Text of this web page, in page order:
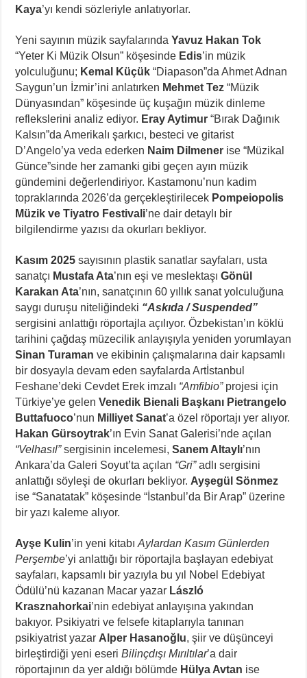
Kaya’yı kendi sözleriyle anlatıyorlar.
Yeni sayının müzik sayfalarındaYavuz Hakan Tok
“Yeter Ki Müzik Olsun” köşesinde Edis’in müzik
yolculuğunu; Kemal Küçük“Diapason”da Ahmet Adnan
Saygun’un İzmir’ini anlatırken Mehmet Tez“Müzik
Dünyasından” köşesinde üç kuşağın müzik dinleme
reflekslerini analiz ediyor. Eray Aytimur “Bırak Dağınık
Kalsın”da Amerikalı şarkıcı, besteci ve gitarist
D’Angelo’ya veda ederken Naim Dilmener ise “Müzikal
Günce”sinde her zamanki gibi geçen ayın müzik
gündemini değerlendiriyor. Kastamonu’nun kadim
topraklarında 2026’da gerçekleştirilecek Pompeiopolis
Müzik ve Tiyatro Festivali’ne dair detaylı bir
bilgilendirme yazısı da okurları bekliyor.
Kasım 2025sayısının plastik sanatlar sayfaları, usta
sanatçı Mustafa Ata’nın eşi ve meslektaşı Gönül
Karakan Ata’nın, sanatçının 60 yıllık sanat yolculuğuna
saygı duruşu niteliğindeki “Askıda / Suspended”
sergisini anlattığı röportajla açılıyor. Özbekistan’ın köklü
tarihini çağdaş müzecilik anlayışıyla yeniden yorumlayan
Sinan Turamanve ekibinin çalışmalarına dair kapsamlı
bir dosyayla devam eden sayfalarda Artİstanbul
Feshane’deki Cevdet Erek imzalı “Amfibio”projesi için
Türkiye’ye gelenVenedik Bienali Başkanı Pietrangelo
Buttafuoco’nun Milliyet Sanat’a özel röportajı yer alıyor.
Hakan Gürsoytrak’ın Evin Sanat Galerisi’nde açılan
“Velhasıl”sergisinin incelemesi,Sanem Altaylı’nın
Ankara’da Galeri Soyut’ta açılan “Gri”adlı sergisini
anlattığı söyleşi de okurları bekliyor. Ayşegül Sönmez
ise “Sanatatak” köşesinde “İstanbul’da Bir Arap” üzerine
bir yazı kaleme alıyor.
Ayşe Kulin’in yeni kitabıAylardan Kasım Günlerden
Perşembe’yi anlattığı bir röportajla başlayan edebiyat
sayfaları, kapsamlı bir yazıyla bu yıl Nobel Edebiyat
Ödülü’nü kazanan Macar yazar László
Krasznahorkai’nin edebiyat anlayışına yakından
bakıyor. Psikiyatri ve felsefe kitaplarıyla tanınan
psikiyatrist yazar Alper Hasanoğlu, şiir ve düşünceyi
birleştirdiği yeni eseriBilinçdışı Mırıltılar’a dair
röportajının da yer aldığı bölümde Hülya Avtan ise